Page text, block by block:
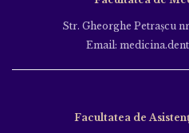
Str. Gheorghe Petraşcu
Email:
Facultatea de